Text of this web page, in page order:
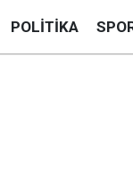
POLITIKA